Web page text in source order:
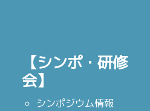
【シンポ・研修
会】
シンポジウム情報